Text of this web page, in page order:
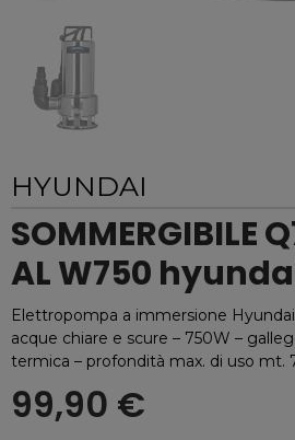
HYUNDAI
SOMMERGIBILE
AL W750
Elettropompa a immersione
acque chiare e scure – 750W –
termica – profondità max. di uso mt.
99,90 €